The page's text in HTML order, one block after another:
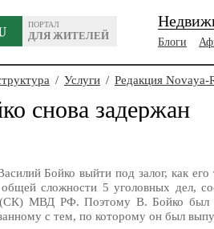
ПОРТАЛ
ДЛЯ ЖИТЕЛЕЙ
Блоги
/ Услуги / Редакция Novaya-
снова задержан
Бойко выйти под залог, как
общей сложности 5 уголовных дел,
(СК) МВД РФ. Поэтому В. Бойко был
с тем, по которому он был